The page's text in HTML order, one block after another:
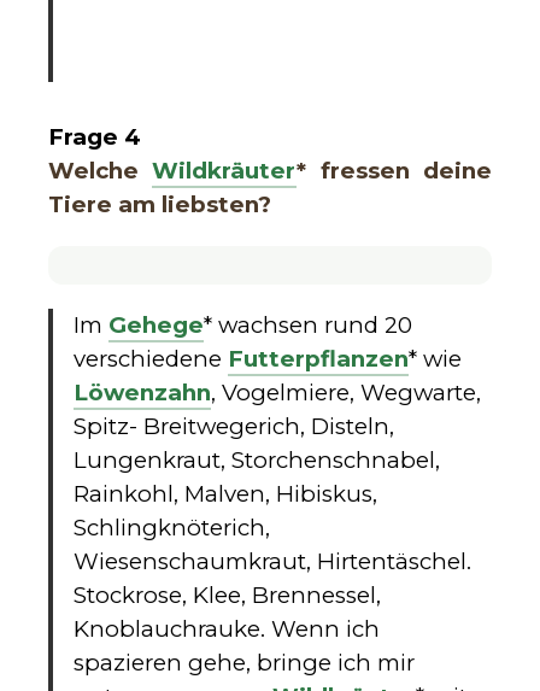
Frage 4
WelcheWildkräuter* fressen deine
Tiere am liebsten?
Im Gehege* wachsen rund 20
verschiedene Futterpflanzen* wie
Löwenzahn, Vogelmiere, Wegwarte,
Spitz- Breitwegerich, Disteln,
Lungenkraut, Storchenschnabel,
Rainkohl, Malven, Hibiskus,
Schlingknöterich,
Wiesenschaumkraut, Hirtentäschel.
Stockrose, Klee, Brennessel,
Knoblauchrauke. Wenn ich
spazieren gehe, bringe ich mir